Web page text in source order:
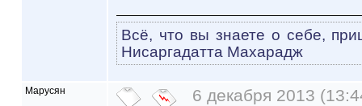
Всё, что вы знаете о себе,
Нисаргадатта Махарадж
Марусян 6 декабря 2013